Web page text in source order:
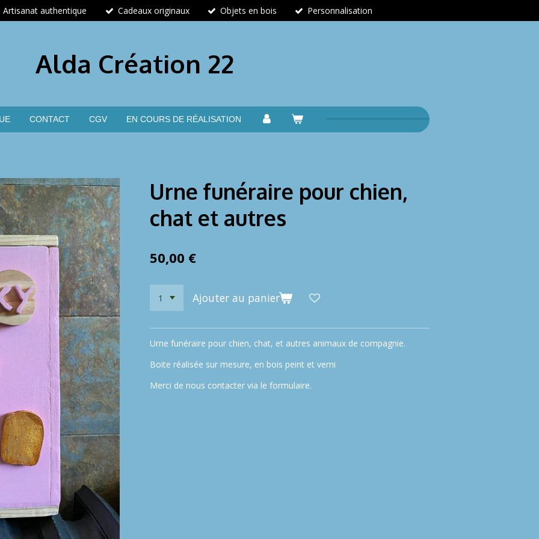
Artisanat authentique Cadeaux originaux Objets en bois Personnalisation
Alda Création 22
CONTACT CGV EN COURS DE RÉALISATION
Urne funéraire pour chien,
chat et autres
50,00 €
Ajouter au panier
Urne funéraire pour chien, chat, et autres animaux de compagnie.
Boite réalisée sur mesure, en bois peint et verni
Merci de nous contacter via le formulaire.